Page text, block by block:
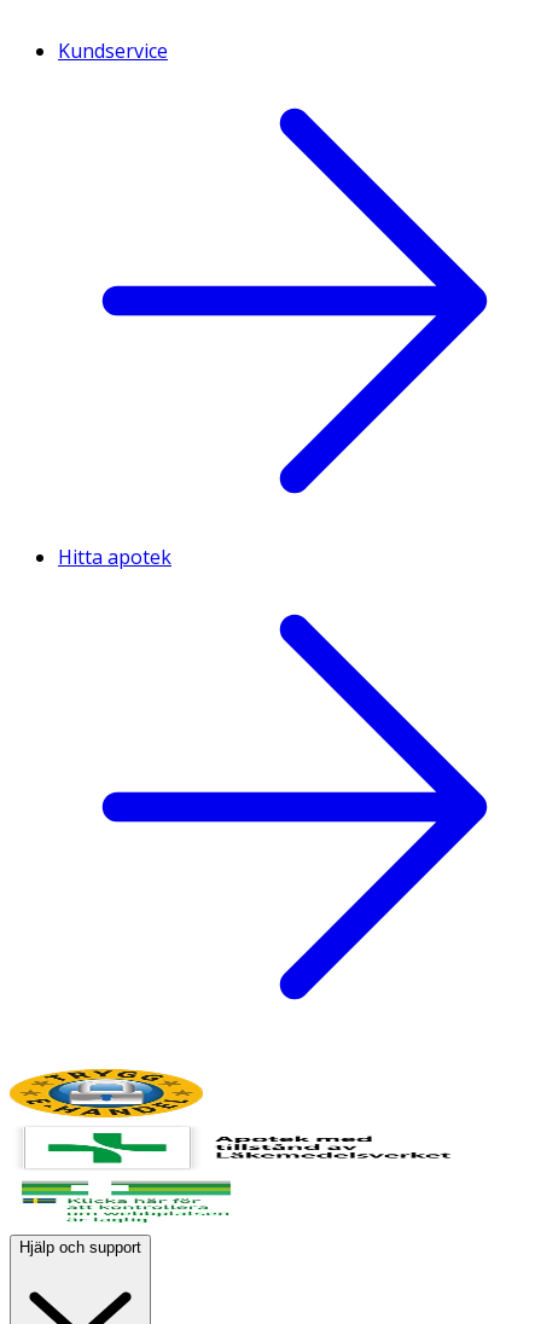
Kundservice
Hitta apotek
Hjälp och support